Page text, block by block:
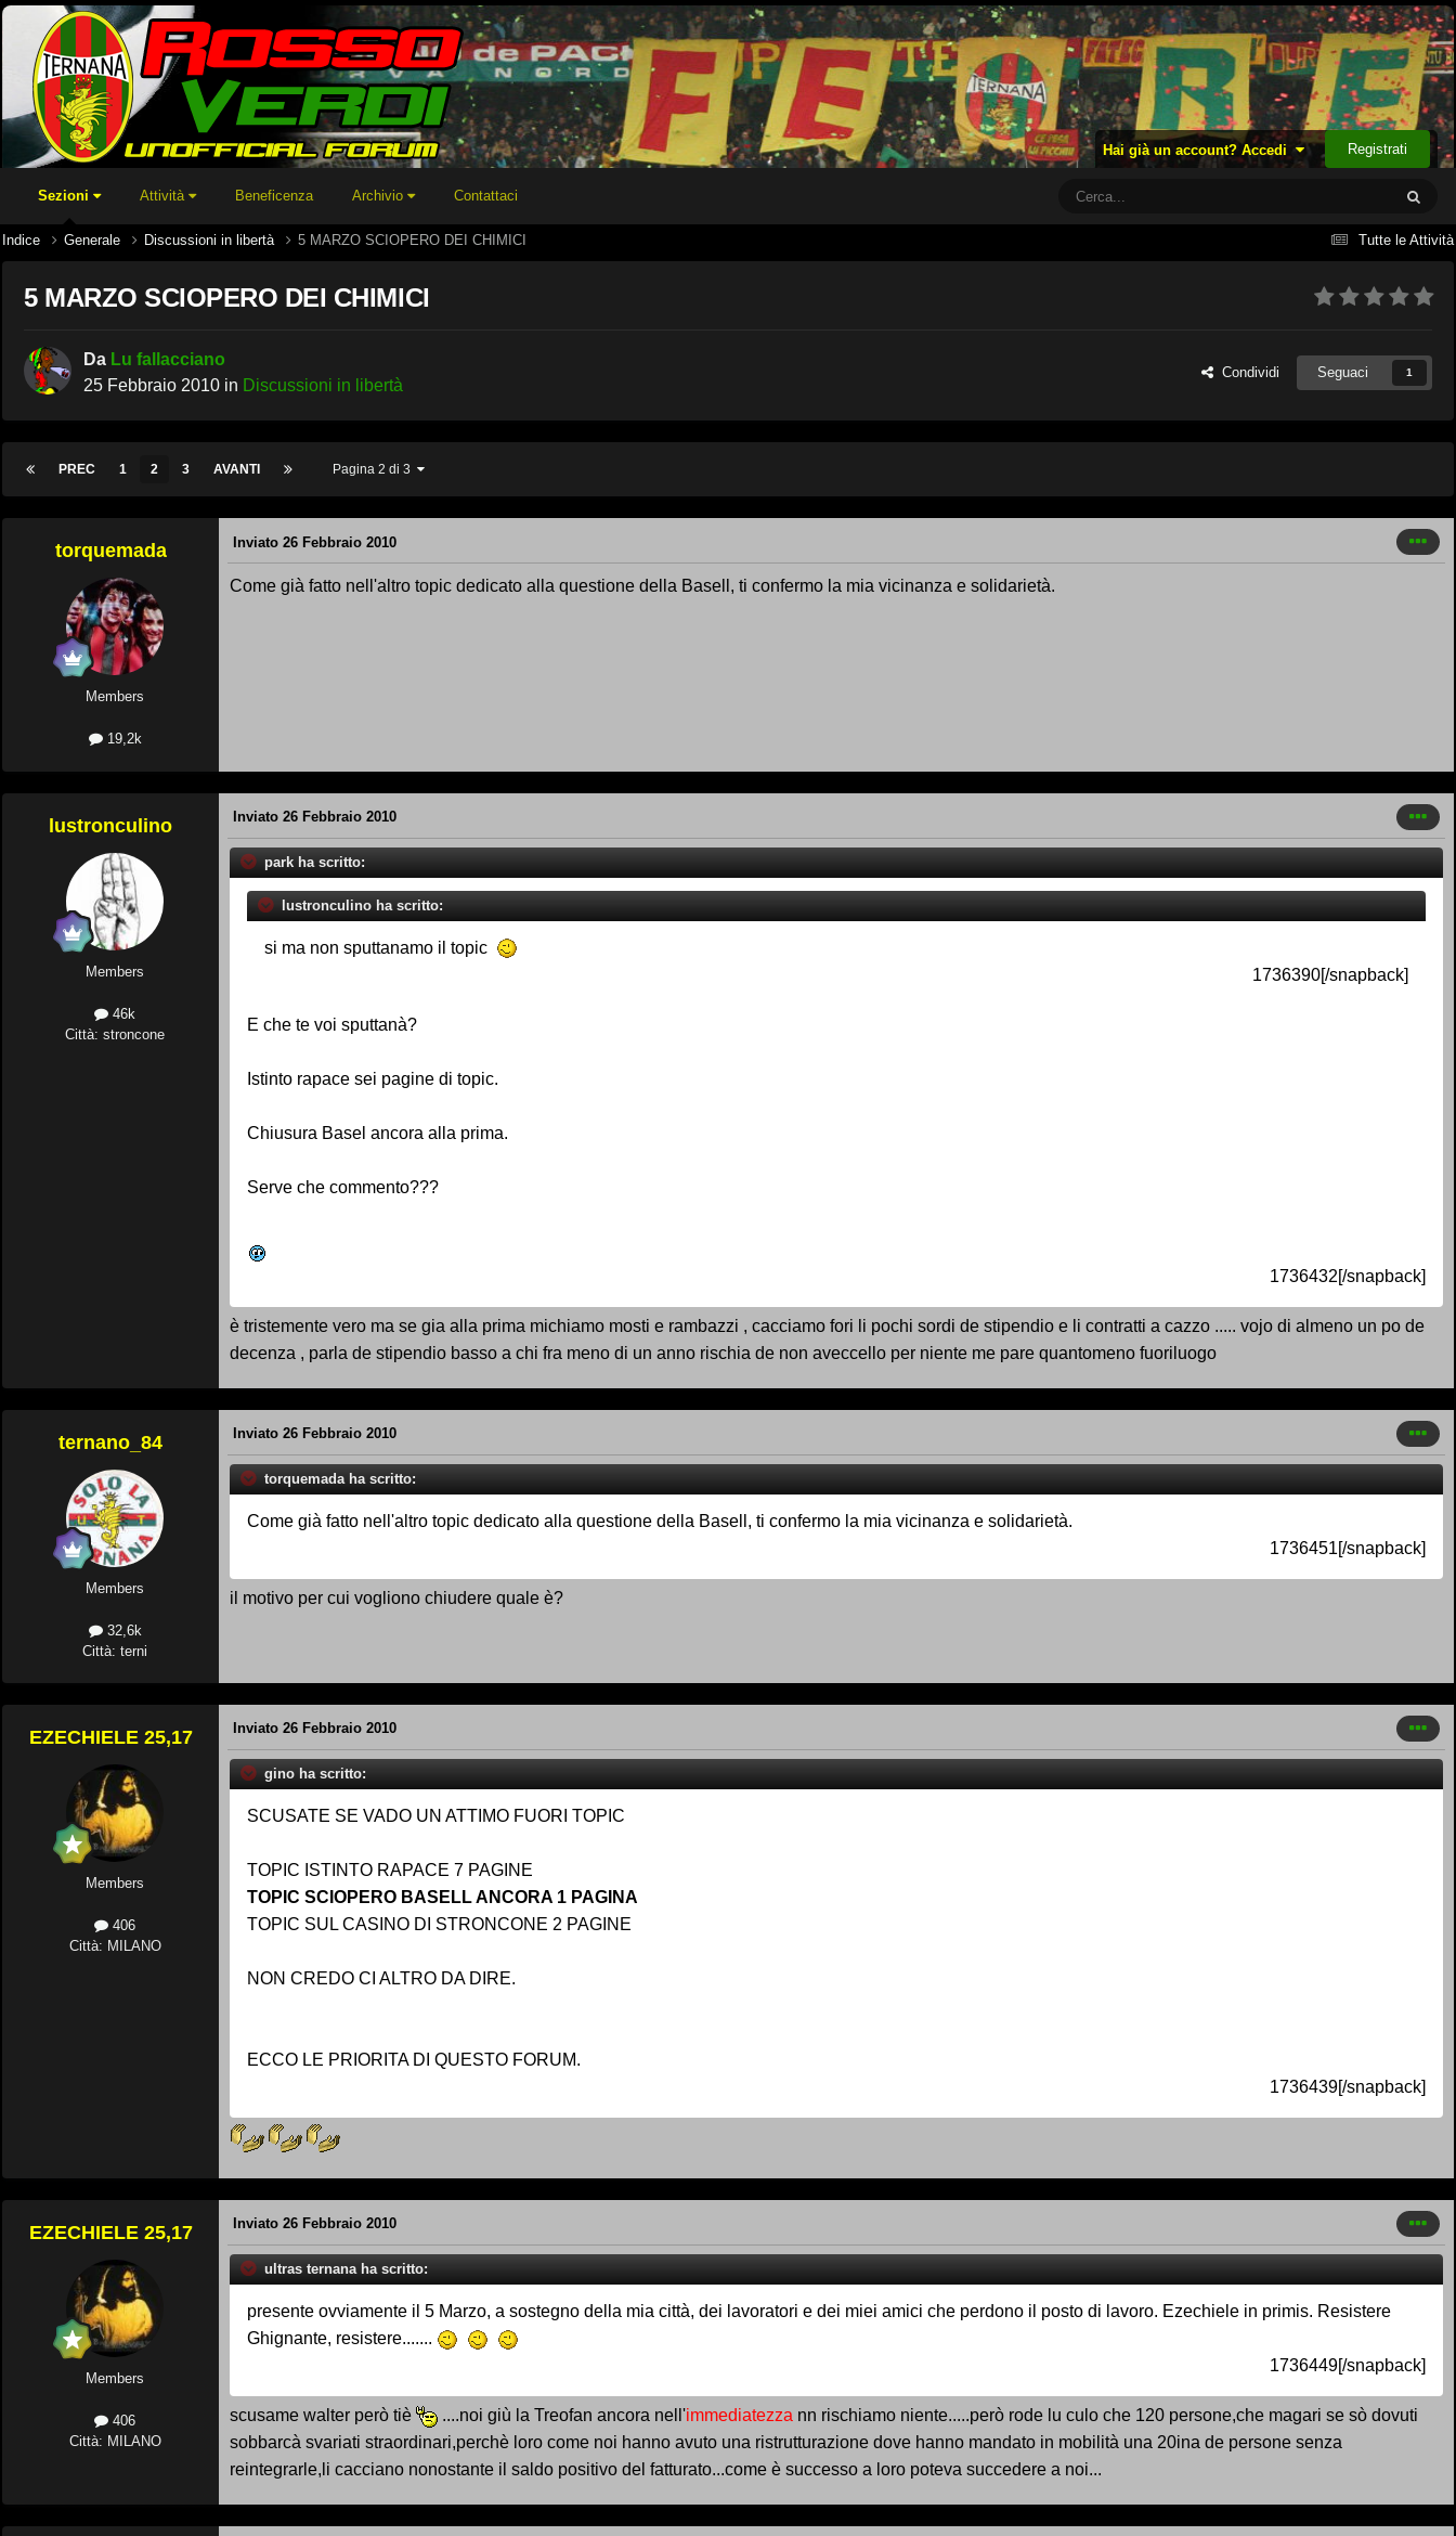
Hai già un account? Accedi Registrati
Sezioni Attività Beneficenza Archivio Contattaci
Tutte le Attività
Indice Generale Discussioni in libertà 5 MARZO SCIOPERO DEI CHIMICI
5 MARZO SCIOPERO DEI CHIMICI
Da Lu fallacciano
25 Febbraio 2010 in Discussioni in libertà
Condividi Seguaci 1
PREC 1 2 3 AVANTI Pagina 2 di 3
torquemada
Members
19,2k
Inviato 26 Febbraio 2010
Come già fatto nell'altro topic dedicato alla questione della Basell, ti confermo la mia vicinanza e solidarietà.
lustronculino
Members
46k
Città: stroncone
Inviato 26 Febbraio 2010
park ha scritto:
lustronculino ha scritto:
si ma non sputtanamo il topic
1736390[/snapback]
E che te voi sputtanà?
Istinto rapace sei pagine di topic.
Chiusura Basel ancora alla prima.
Serve che commento???
1736432[/snapback]
è tristemente vero ma se gia alla prima michiamo mosti e rambazzi , cacciamo fori li pochi sordi de stipendio e li contratti a cazzo ..... vojo di almeno un po de
decenza , parla de stipendio basso a chi fra meno di un anno rischia de non aveccello per niente me pare quantomeno fuoriluogo
ternano_84
Members
32,6k
Città: terni
Inviato 26 Febbraio 2010
torquemada ha scritto:
Come già fatto nell'altro topic dedicato alla questione della Basell, ti confermo la mia vicinanza e solidarietà.
1736451[/snapback]
il motivo per cui vogliono chiudere quale è?
EZECHIELE 25,17
Members
406
Città: MILANO
Inviato 26 Febbraio 2010
gino ha scritto:
SCUSATE SE VADO UN ATTIMO FUORI TOPIC
TOPIC ISTINTO RAPACE 7 PAGINE
TOPIC SCIOPERO BASELL ANCORA 1 PAGINA
TOPIC SUL CASINO DI STRONCONE 2 PAGINE
NON CREDO CI ALTRO DA DIRE.
ECCO LE PRIORITA DI QUESTO FORUM.
1736439[/snapback]
EZECHIELE 25,17
Members
406
Città: MILANO
Inviato 26 Febbraio 2010
ultras ternana ha scritto:
presente ovviamente il 5 Marzo, a sostegno della mia città, dei lavoratori e dei miei amici che perdono il posto di lavoro. Ezechiele in primis. Resistere
Ghignante, resistere.......
1736449[/snapback]
scusame walter però tiè ....noi giù la Treofan ancora nell'immediatezza nn rischiamo niente.....però rode lu culo che 120 persone,che magari se sò dovuti
sobbarcà svariati straordinari,perchè loro come noi hanno avuto una ristrutturazione dove hanno mandato in mobilità una 20ina de persone senza
reintegrarle,li cacciano nonostante il saldo positivo del fatturato...come è successo a loro poteva succedere a noi...